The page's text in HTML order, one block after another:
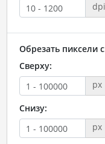
dpi
Обрезать пиксели
Сверху:
px
Снизу:
px